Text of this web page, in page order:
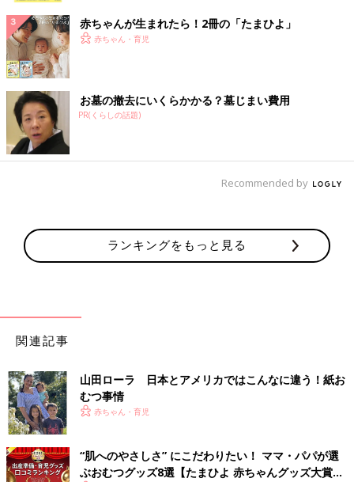
赤ちゃんが生まれたら！2冊の「たまひよ」
赤ちゃん・育児
お墓の撤去にいくらかかる？墓じまい費用
PR(くらしの話題)
Recommended by
ランキングをもっと見る
関連記事
山田ローラ 日本とアメリカではこんなに違う！紙お
むつ事情
赤ちゃん・育児
“肌へのやさしさ” にこだわりたい！ ママ・パパが選
ぶおむつグッズ8選【たまひよ 赤ちゃんグッズ大賞